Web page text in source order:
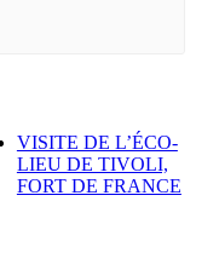
VISITE DE L’ÉCO-
LIEU DE TIVOLI,
FORT DE FRANCE